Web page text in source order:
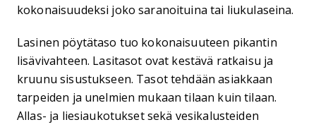
kokonaisuudeksi joko saranoituina tai liukulaseina.
Lasinen pöytätaso tuo kokonaisuuteen pikantin
lisävivahteen. Lasitasot ovat kestävä ratkaisu ja
kruunu sisustukseen. Tasot tehdään asiakkaan
tarpeiden ja unelmien mukaan tilaan kuin tilaan.
Allas- ja liesiaukotukset sekä vesikalusteiden